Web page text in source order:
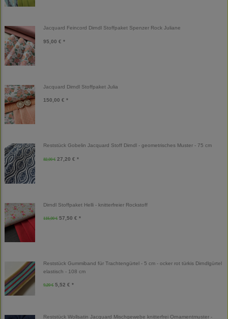
Jacquard Feincord Dirndl Stoffpaket Spenzer Rock Juliane
95,00 € *
Jacquard Dirndl Stoffpaket Julia
150,00 € *
Reststück Gobelin Jacquard Stoff Dirndl - geometrisches Muster - 75 cm
32,00 € 27,20 € *
Dirndl Stoffpaket Helli - knitterfreier Rockstoff
115,00 € 57,50 € *
Reststück Gummiband für Trachtengürtel - 5 cm - ocker rot türkis Dirndlgürtel
elastisch - 108 cm
9,20 € 5,52 € *
Reststück Wollsatin Jacquard Mischgewebe knitterfrei Ornamentmuster -